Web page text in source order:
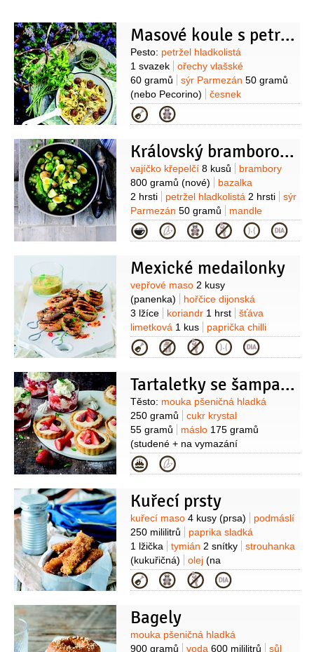
Masové koule s petrželovým pestem a těstovinami
Suroviny
Pesto: petržel hladkolistá
1 svazek
ořechy vlašské
60 gramů
sýr Parmezán 50 gramů
(nebo Pecorino)
česnek
3 stroužky
virgin)
Masové kuličky: krůtí maso
200 gramů
pesto50 gramů (domácí
petrželové)
mléko 50 mililitrů
Parmezán 50 gramů
smetana na
šlehání
100 mililitrů
těstoviny
500 gramů
(linguine)
olej řepkový
(na smažení)
Kategorie
Královský bramborový salát
Suroviny
vajíčko křepelčí 8 kusů
brambory
800 gramů (nové)
bazalka
2 hrsti
petržel hladkolistá 2 hrsti
sýr
Parmezán 50 gramů
mandle
1 hrst
česnek3 stroužky
olej olivový
200 mililitrů
hrášek cukrový1 hrst
Kategorie
Mexické medailonky
Suroviny
vepřové maso 2 kusy
(panenka)
hořčice dijonská
3 lžíce
koriandr 1 hrst
šťáva
limetková 1 kus
paprička chilli
červená1 kus
česnek
4 stroužky
kmín římský1 lžička
3 lžíce
Kategorie
Tartaletky se šampaňským sabayonem a jahodami
Suroviny
Těsto: mouka pšeničná hladká
250 gramů
cukr krystal
55 gramů
máslo 175 gramů
(studené + na vymazání
formiček)
mletý)
vejce1 kus (rozšlehané)
125 mililitrů
šampaňské
70 mililitrů
žloutek 4 kusy
cukr
krystal55 gramů jahody 250 gramů
Kategorie
Kuřecí prsty
Suroviny
kuřecí maso 4 kusy (prsa)
podmáslí
250 mililitrů
paprika sladká
1 lžička
tymián 2 snítky
strouhanka
(kukuřičná)
olej (na
smažení)
sůl pepř
Kategorie
Bagely
Suroviny
mouka pšeničná hladká
900 gramů
voda 600 mililitrů
sůl